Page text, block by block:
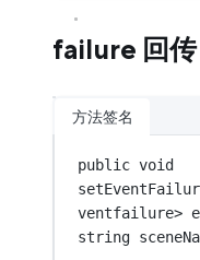
failure 回传
方法签名
public void
ventfailure>
string